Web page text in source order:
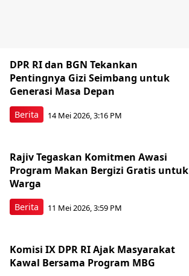
Berita
DPR RI dan BGN Tekankan
Pentingnya Gizi Seimbang untuk
Generasi Masa Depan
14 Mei 2026, 3:16 PM
Berita
Rajiv Tegaskan Komitmen Awasi
Program Makan Bergizi Gratis untuk
Warga
11 Mei 2026, 3:59 PM
Komisi IX DPR RI Ajak Masyarakat
Kawal Bersama Program MBG